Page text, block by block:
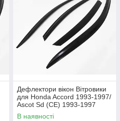
Дефлектори вікон Вітровики
для Honda Accord 1993-1997/
Ascot Sd (CE) 1993-1997
вітровики VL-STAR Тайвань
В наявності